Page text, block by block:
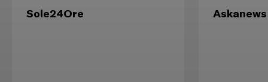
Sole24Ore Askanews